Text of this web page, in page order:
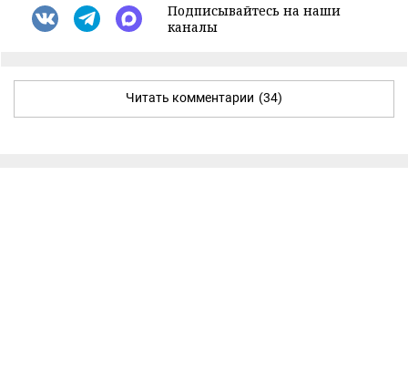
Подписывайтесь на наши
каналы
Читать комментарии (34)